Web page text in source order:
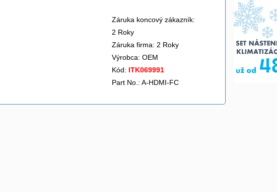
Záruka koncový zákazník:
2 Roky
Záruka firma: 2 Roky
Výrobca: OEM
Kód: ITK069991
Part No.: A-HDMI-FC